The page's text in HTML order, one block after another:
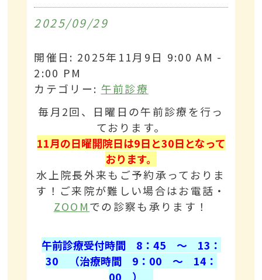
2025/09/29
開催日: 2025年11月9日 9:00 AM -
2:00 PM
カテゴリー: 午前診療
毎月2回、日曜日の午前診療を行っ
ております。
11月の日曜開院日は9日と30日となって
おります。
水上院長外来もご予約承っておりま
す！ご来院が難しい場合はお電話・
ZOOMでの診察も承ります！
午前診療受付時間 8：45 ～ 13：
30 （治療時間 9：00 ～ 14：
00 ）